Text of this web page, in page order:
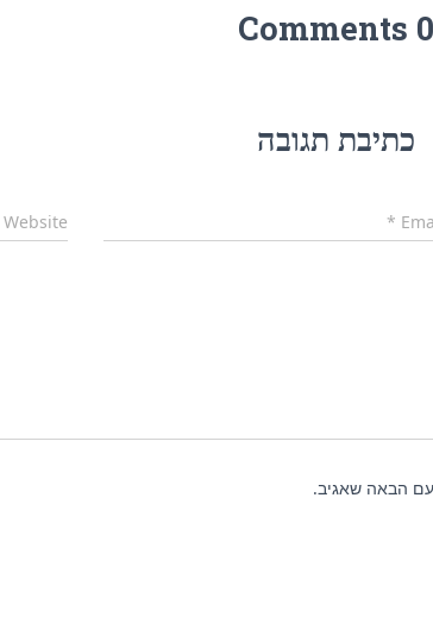
0 Comments
כתיבת תגובה
*
Website
הבאה שאגיב.